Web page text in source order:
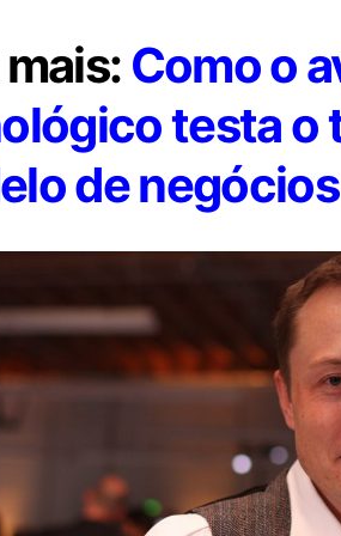
Como o
testa o
de negócios